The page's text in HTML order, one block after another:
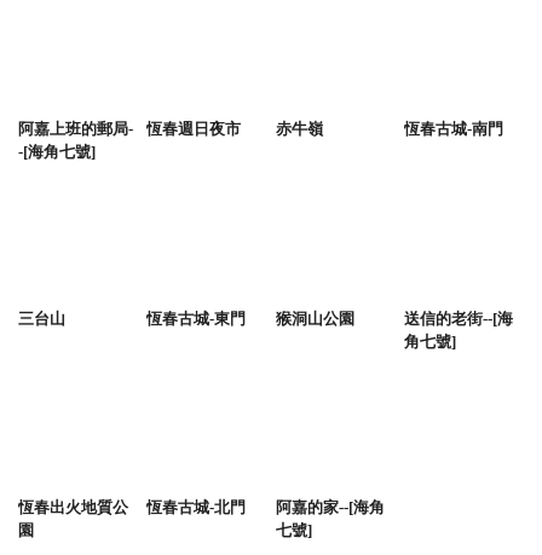
阿嘉上班的郵局-
-[海角七號]
恆春週日夜市 赤牛嶺 恆春古城-南門
三台山 恆春古城-東門 猴洞山公園
送信的老街--[海
角七號]
恆春出火地質公
園
恆春古城-北門
阿嘉的家--[海角
七號]